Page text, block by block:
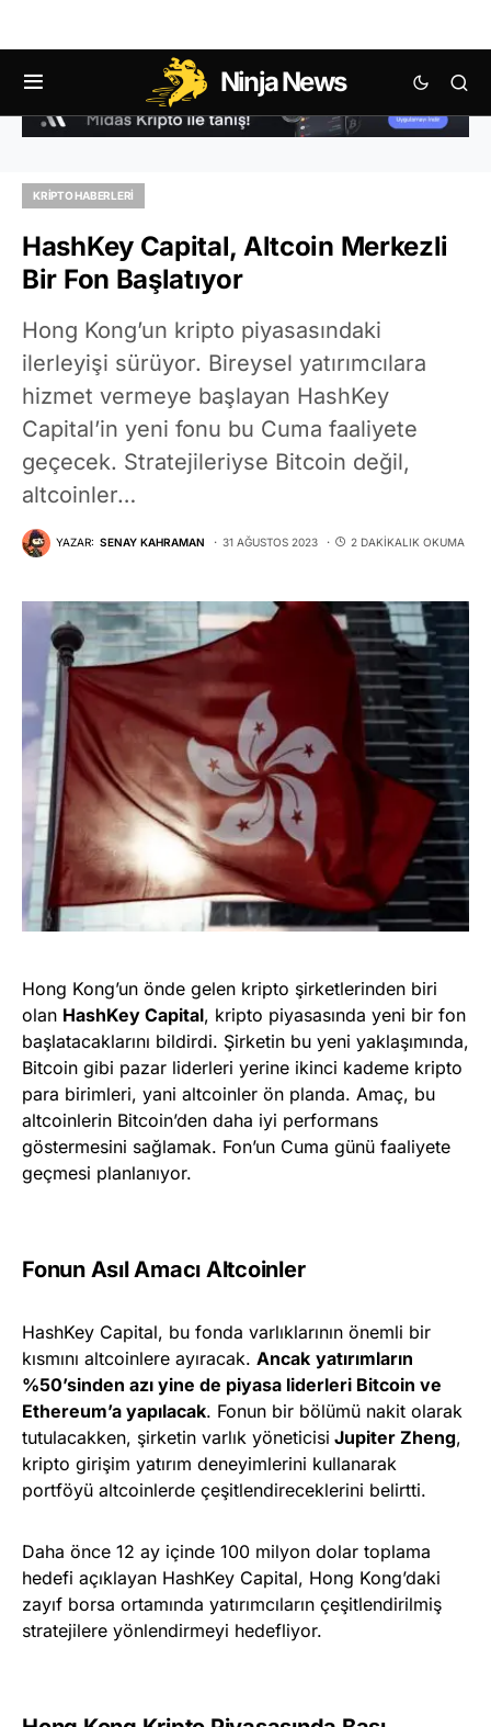
Ninja News
KRIPTO HABERLERI
HashKey Capital, Altcoin Merkezli
Bir Fon Başlatıyor
Hong Kong’un kripto piyasasındaki
ilerleyişi sürüyor. Bireysel yatırımcılara
hizmet vermeye başlayan HashKey
Capital’in yeni fonu bu Cuma faaliyete
geçecek. Stratejileriyse Bitcoin değil,
altcoinler…
YAZAR: SENAY KAHRAMAN 31 AĞUSTOS 2023 2 DAKIKALIK OKUMA
Hong Kong’un önde gelen kripto şirketlerinden biri
olan HashKey Capital, kripto piyasasında yeni bir fon
başlatacaklarını bildirdi. Şirketin bu yeni yaklaşımında,
Bitcoin gibi pazar liderleri yerine ikinci kademe kripto
para birimleri, yani altcoinler ön planda. Amaç, bu
altcoinlerin Bitcoin’den daha iyi performans
göstermesini sağlamak. Fon’un Cuma günü faaliyete
geçmesi planlanıyor.
Fonun Asıl Amacı Altcoinler
HashKey Capital, bu fonda varlıklarının önemli bir
kısmını altcoinlere ayıracak. Ancak yatırımların
%50’sinden azı yine de piyasa liderleri Bitcoin ve
Ethereum’a yapılacak. Fonun bir bölümü nakit olarak
tutulacakken, şirketin varlık yöneticisi Jupiter Zheng,
kripto girişim yatırım deneyimlerini kullanarak
portföyü altcoinlerde çeşitlendireceklerini belirtti.
Daha önce 12 ay içinde 100 milyon dolar toplama
hedefi açıklayan HashKey Capital, Hong Kong’daki
zayıf borsa ortamında yatırımcıların çeşitlendirilmiş
stratejilere yönlendirmeyi hedefliyor.